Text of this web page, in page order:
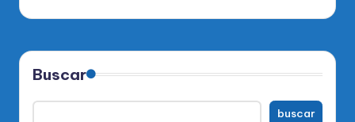
Buscar
buscar